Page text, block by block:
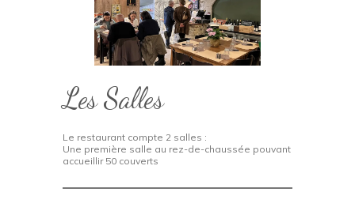
Les Salles
Le restaurant compte 2 salles :
Une première salle au rez-de-chaussée pouvant
accueillir 50 couverts